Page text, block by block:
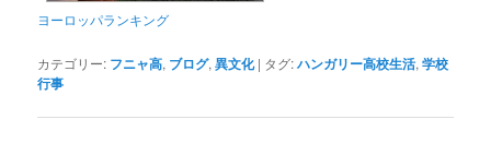
ヨーロッパランキング
カテゴリー: フニャ高, ブログ,異文化 | タグ:ハンガリー高校生活,学校
行事